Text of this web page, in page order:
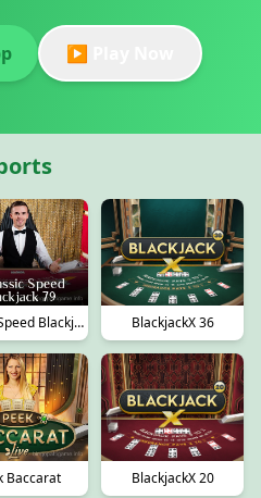
▶️ Play Now
Classic Speed Blackjack 79 BlackjackX 36
Baccarat BlackjackX 20